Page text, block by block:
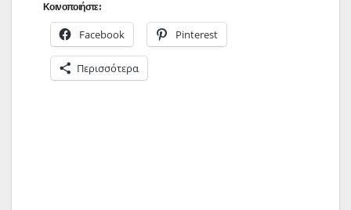
Κοινοποιήστε:
Facebook Pinterest
Περισσότερα